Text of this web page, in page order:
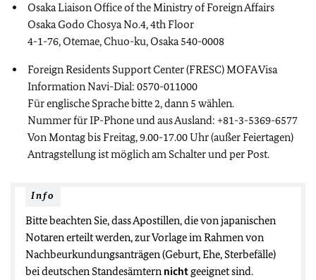
Osaka Liaison Office of the Ministry of Foreign Affairs
Osaka Godo Chosya No.4, 4th Floor
4-1-76, Otemae, Chuo-ku, Osaka 540-0008
Foreign Residents Support Center (FRESC) MOFA Visa
Information Navi-Dial: 0570-011000
Für englische Sprache bitte 2, dann 5 wählen.
Nummer für IP-Phone und aus Ausland: +81-3-5369-6577
Von Montag bis Freitag, 9.00-17.00 Uhr (außer Feiertagen)
Antragstellung ist möglich am Schalter und per Post.
Info
Bitte beachten Sie, dass Apostillen, die von japanischen
Notaren erteilt werden, zur Vorlage im Rahmen von
Nachbeurkundungsanträgen (Geburt, Ehe, Sterbefälle)
bei deutschen Standesämtern nicht geeignet sind.